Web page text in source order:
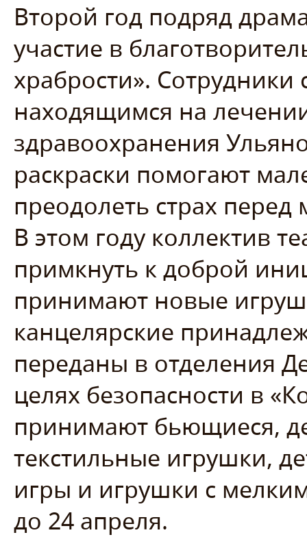
Второй год подряд
участие в
храбрости».
находящимся на
здравоохранения
раскраски помогают
преодолеть страх
В этом году коллектив
примкнуть к доброй
принимают новые
канцелярские
переданы в отделения
целях безопасности в
принимают бьющиеся,
текстильные игрушки,
игры и игрушки с
до 24 апреля.